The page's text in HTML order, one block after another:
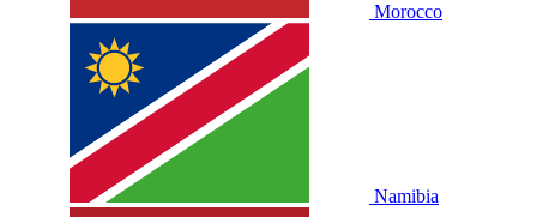
Morocco
Namibia